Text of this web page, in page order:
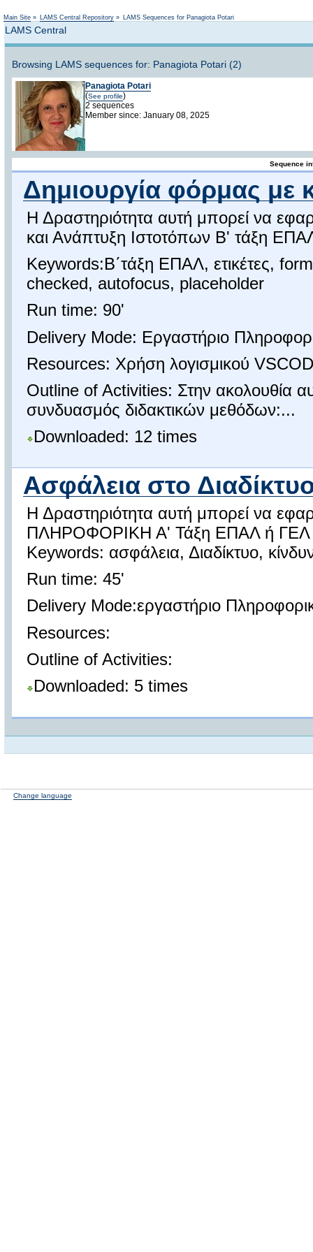
Main Site » LAMS Central Repository » LAMS Sequences for Panagiota Potari
LAMS Central
Browsing LAMS sequences for: Panagiota Potari (2)
Panagiota Potari
(See profile)
2 sequences
Member since: January 08, 2025
Sequence
Δημιουργία φόρμας με
Η Δραστηριότητα αυτή μπορεί να
και Ανάπτυξη Ιστοτόπων Β' τάξη
Keywords:Β΄τάξη ΕΠΑΛ, ετικέτες,
checked, autofocus, placeholder
Run time: 90'
Delivery Mode: Εργαστήριο
Resources: Χρήση λογισμικού
Outline of Activities: Στην ακολουθία
συνδυασμός διδακτικών μεθόδων:...
Downloaded: 12 times
Ασφάλεια στο
Η Δραστηριότητα αυτή μπορεί να
ΠΛΗΡΟΦΟΡΙΚΗ Α' Τάξη ΕΠΑΛ ή ΓΕΛ
Keywords: ασφάλεια, Διαδίκτυο,
Run time: 45'
Delivery Mode:εργαστήριο
Resources:
Outline of Activities:
Downloaded: 5 times
Change language